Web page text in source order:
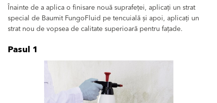
Înainte de a aplica o finisare nouă suprafeței, aplicați un strat
special de Baumit FungoFluid pe tencuială și apoi, aplicați un
strat nou de vopsea de calitate superioară pentru fațade.
Pasul 1